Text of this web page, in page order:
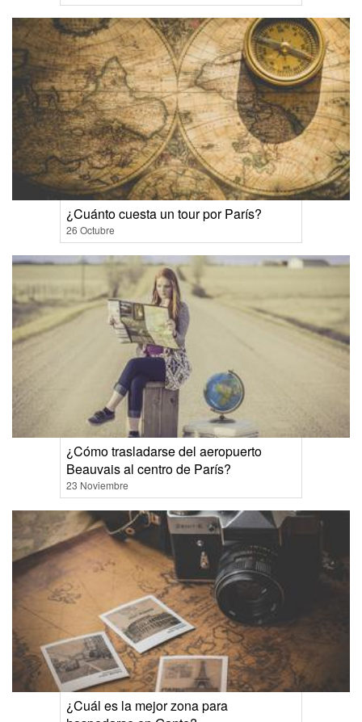
¿Cuánto cuesta un tour por París?
26 Octubre
¿Cómo trasladarse del aeropuerto
Beauvais al centro de París?
23 Noviembre
¿Cuál es la mejor zona para